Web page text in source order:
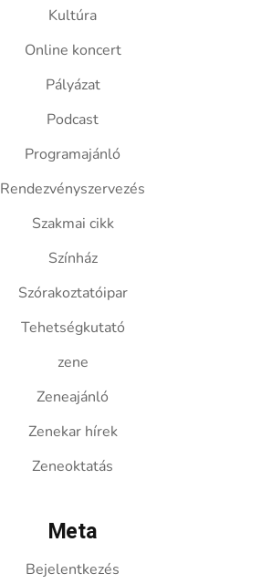
Kultúra
Online koncert
Pályázat
Podcast
Programajánló
Rendezvényszervezés
Szakmai cikk
Színház
Szórakoztatóipar
Tehetségkutató
zene
Zeneajánló
Zenekar hírek
Zeneoktatás
Meta
Bejelentkezés